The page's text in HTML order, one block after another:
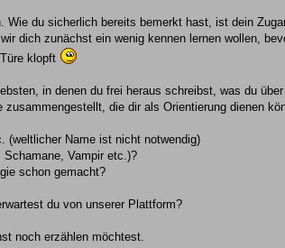
Wie du sicherlich bereits bemerkt hast, ist dein
dich zunächst ein wenig kennen lernen wollen,
klopft
in denen du frei heraus schreibst, was du
die dir als Orientierung dienen
(weltlicher Name ist nicht notwendig)
Vampir etc.)?
schon gemacht?
du von unserer Plattform?
noch erzählen möchtest.